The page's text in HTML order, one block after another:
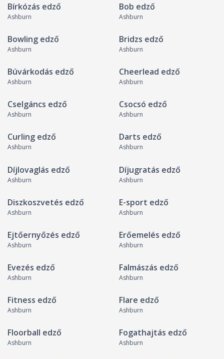
Bírkózás edző
Ashburn
Bob edző
Ashburn
Bowling edző
Ashburn
Bridzs edző
Ashburn
Búvárkodás edző
Ashburn
Cheerlead edző
Ashburn
Cselgáncs edző
Ashburn
Csocsó edző
Ashburn
Curling edző
Ashburn
Darts edző
Ashburn
Díjlovaglás edző
Ashburn
Díjugratás edző
Ashburn
Diszkoszvetés edző
Ashburn
E-sport edző
Ashburn
Ejtőernyőzés edző
Ashburn
Erőemelés edző
Ashburn
Evezés edző
Ashburn
Falmászás edző
Ashburn
Fitness edző
Ashburn
Flare edző
Ashburn
Floorball edző
Ashburn
Fogathajtás edző
Ashburn